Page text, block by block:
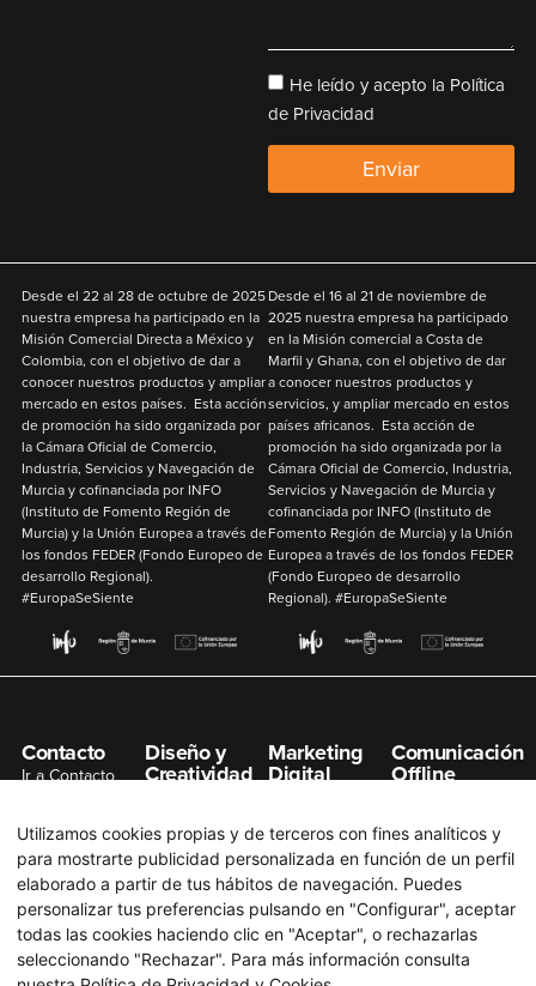
He leído y acepto la Política
de Privacidad
Enviar
Desde el 22 al 28 de octubre de 2025
nuestra empresa ha participado en la
Misión Comercial Directa a México y
Colombia, con el objetivo dedar a
conocer nuestros productos y ampliar
mercado en estos países. Esta acción
de promoción ha sido organizada por
la Cámara Oficial de Comercio,
Industria, Servicios y Navegación de
Murcia y cofinanciada por INFO
(Instituto de Fomento Región de
Murcia) y la Unión Europeaa través de
los fondos FEDER(Fondo Europeo de
desarrollo Regional).
#EuropaSeSiente
Desde el 16 al 21 de noviembre de
2025 nuestra empresa ha participado
en la Misión comercial a Costa de
Marfil y Ghana, con el objetivo dedar
a conocer nuestros productos y
servicios, y ampliar mercado en estos
países africanos. Esta acción de
promoción ha sido organizada por la
Cámara Oficial de Comercio, Industria,
Servicios y Navegación de Murcia y
cofinanciada por INFO(Instituto de
Fomento Región de Murcia) y la Unión
Europeaa través de los fondos FEDER
(Fondo Europeo de desarrollo
Regional). #EuropaSeSiente
Contacto
Ir a Contacto
Diseño y
Creatividad
Redes Sociales
Diseño de
Páginas Web
Diseño Gráfico
Branding
Producción
Marketing
Digital
SEO
Posicionamiento
SEM
Campaña Redes
Sociales
Email Marketing
Comunicación
Offline
Eventos
Publicidad en
Prensa
Publicidad en
Radio
Publicidad en
Utilizamos cookies propias y de terceros con fines analíticos y
para mostrarte publicidad personalizada en función de un perfil
elaborado a partir de tus hábitos de navegación. Puedes
personalizar tus preferencias pulsando en "Configurar", aceptar
todas las cookies haciendo clic en "Aceptar", o rechazarlas
seleccionando "Rechazar". Para más información consulta